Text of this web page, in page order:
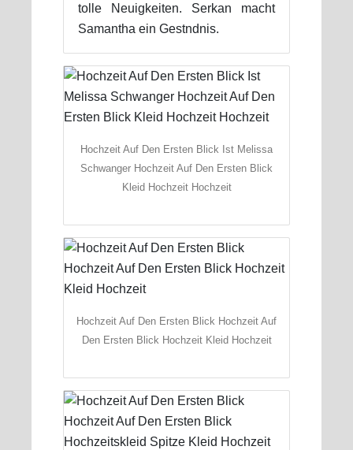
tolle Neuigkeiten. Serkan macht
Samantha ein Gestndnis.
Hochzeit Auf Den Ersten Blick Ist Melissa
Schwanger Hochzeit Auf Den Ersten Blick
Kleid Hochzeit Hochzeit
Hochzeit Auf Den Ersten Blick Hochzeit Auf
Den Ersten Blick Hochzeit Kleid Hochzeit